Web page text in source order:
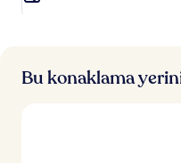
Bu konaklama